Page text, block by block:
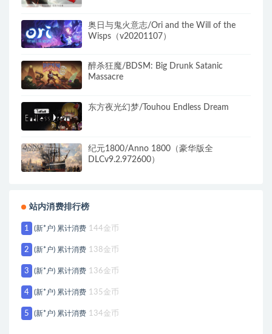
奥日与鬼火意志/Ori and the Will of the
Wisps（v20201107）
醉杀狂魔/BDSM: Big Drunk Satanic
Massacre
东方夜光幻梦/Touhou Endless Dream
纪元1800/Anno 1800（豪华版全
DLCv9.2.972600）
站内消费排行榜
1 (新*户) 累计消费 144金币
2 (新*户) 累计消费 138金币
3 (新*户) 累计消费 136金币
4 (新*户) 累计消费 135金币
5 (新*户) 累计消费 134金币